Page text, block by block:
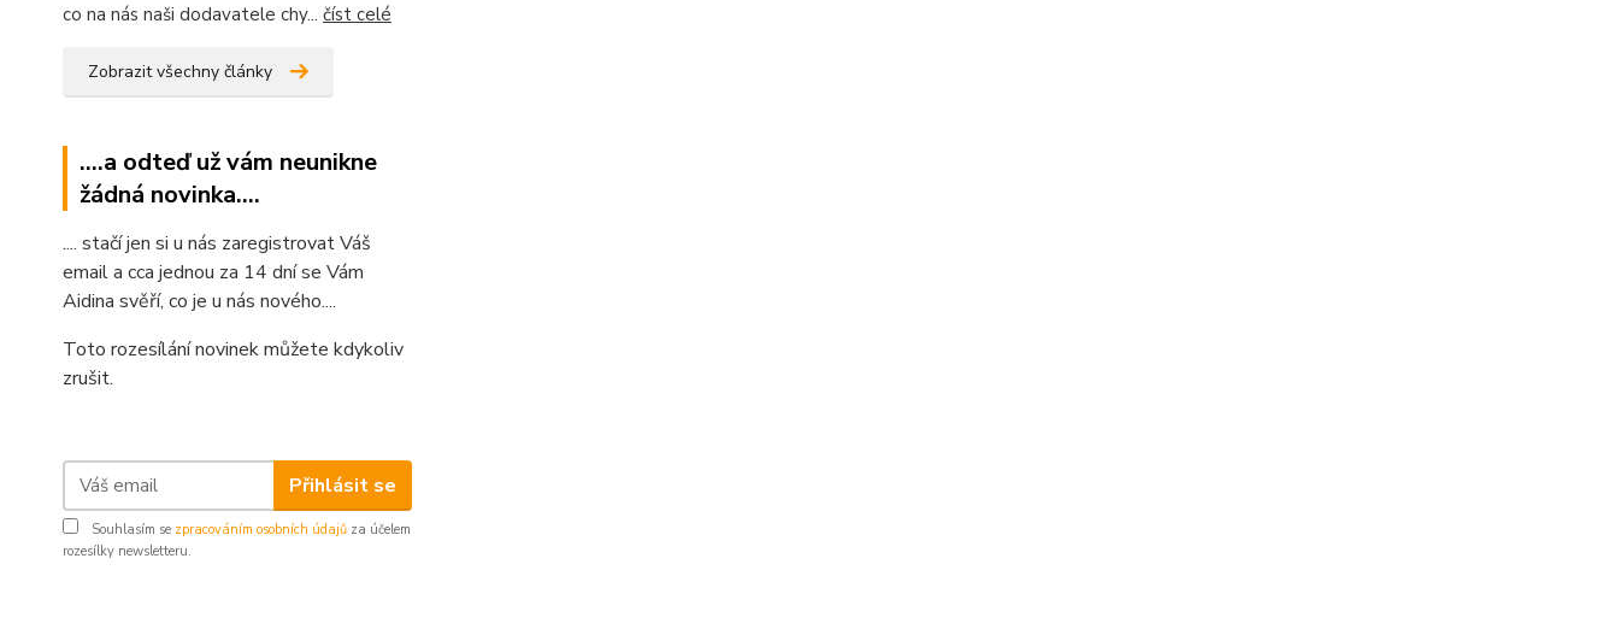
co na nás naši dodavatele chy... číst celé
Zobrazit všechny články
....a odteď už vám neunikne
žádná novinka....
.... stačí jen si u nás zaregistrovat Váš
email a cca jednou za 14 dní se Vám
Aidina svěří, co je u nás nového....
Toto rozesílání novinek můžete kdykoliv
zrušit.
Přihlásit se
Souhlasím se zpracováním osobních údajů za účelem
rozesílky newsletteru.